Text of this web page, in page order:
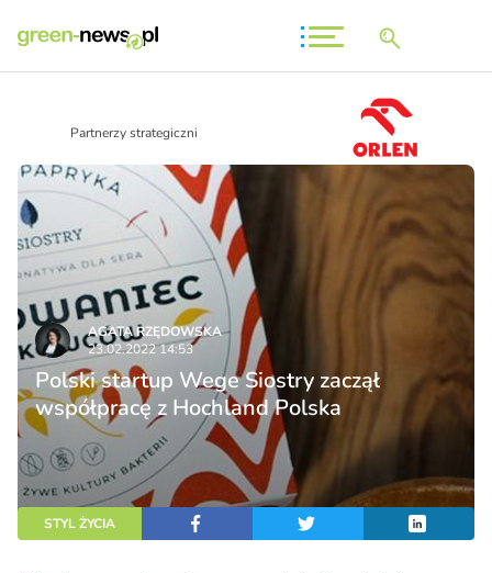
Partnerzy strategiczni
AGATA RZĘDOWSKA
23.02.2022 14:53
Polski startup Wege Siostry zaczął
współpracę z Hochland Polska
STYL ŻYCIA